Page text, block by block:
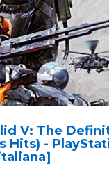
V: The
Hits) -